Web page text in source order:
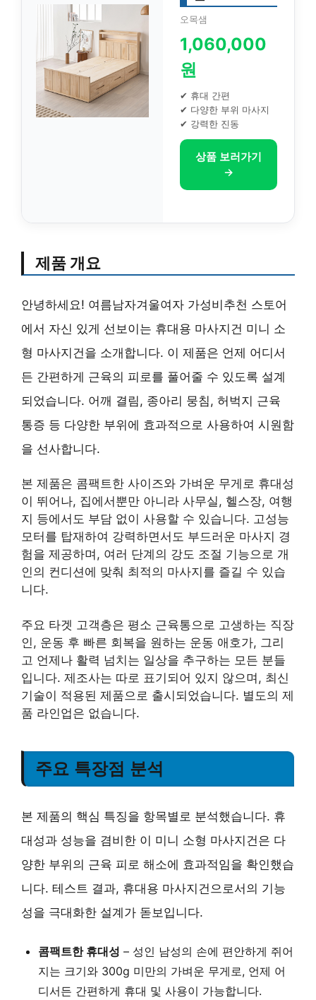
오목샘
1,060,000
원
✔ 휴대 간편
✔ 다양한 부위 마사지
✔ 강력한 진동
상품 보러가기
→
제품 개요
안녕하세요! 여름남자겨울여자 가성비추천 스토어
에서 자신 있게 선보이는 휴대용 마사지건 미니 소
형 마사지건을 소개합니다. 이 제품은 언제 어디서
든 간편하게 근육의 피로를 풀어줄 수 있도록 설계
되었습니다. 어깨 결림, 종아리 뭉침, 허벅지 근육
통증 등 다양한 부위에 효과적으로 사용하여 시원함
을 선사합니다.
본 제품은 콤팩트한 사이즈와 가벼운 무게로 휴대성
이 뛰어나, 집에서뿐만 아니라 사무실, 헬스장, 여행
지 등에서도 부담 없이 사용할 수 있습니다. 고성능
모터를 탑재하여 강력하면서도 부드러운 마사지 경
험을 제공하며, 여러 단계의 강도 조절 기능으로 개
인의 컨디션에 맞춰 최적의 마사지를 즐길 수 있습
니다.
주요 타겟 고객층은 평소 근육통으로 고생하는 직장
인, 운동 후 빠른 회복을 원하는 운동 애호가, 그리
고 언제나 활력 넘치는 일상을 추구하는 모든 분들
입니다. 제조사는 따로 표기되어 있지 않으며, 최신
기술이 적용된 제품으로 출시되었습니다. 별도의 제
품 라인업은 없습니다.
주요 특장점 분석
본 제품의 핵심 특징을 항목별로 분석했습니다. 휴
대성과 성능을 겸비한 이 미니 소형 마사지건은 다
양한 부위의 근육 피로 해소에 효과적임을 확인했습
니다. 테스트 결과, 휴대용 마사지건으로서의 기능
성을 극대화한 설계가 돋보입니다.
콤팩트한 휴대성 – 성인 남성의 손에 편안하게 쥐어
지는 크기와 300g 미만의 가벼운 무게로, 언제 어
디서든 간편하게 휴대 및 사용이 가능합니다.